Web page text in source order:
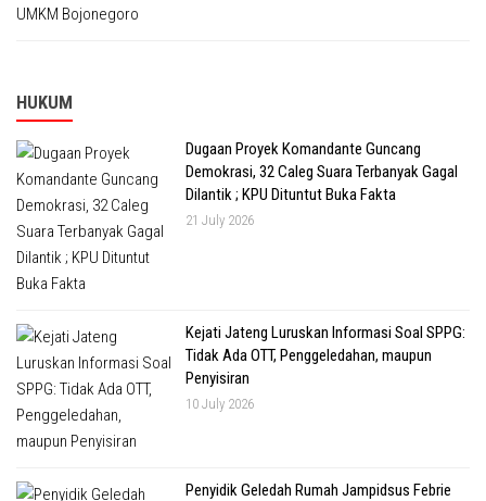
HUKUM
Dugaan Proyek Komandante Guncang
Demokrasi, 32 Caleg Suara Terbanyak Gagal
Dilantik ; KPU Dituntut Buka Fakta
21 July 2026
Kejati Jateng Luruskan Informasi Soal SPPG:
Tidak Ada OTT, Penggeledahan, maupun
Penyisiran
10 July 2026
Penyidik Geledah Rumah Jampidsus Febrie